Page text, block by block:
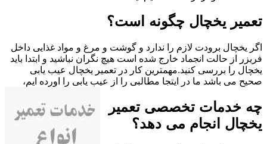
تعمیر یخچال چگونه است؟
اگر یخچال برودت لازم را ندارد و گوشت و مرغ و مواد غذایی داخل
فریزر از حالت انجماد خارج شده است هیچ نگران نباشید و ابتدا باید
یخچال را بررسی کنید.مهمترین کار در تعمیر یخچال عیب یابی
صحیح می باشد ما در ایتجا مطالبی را از عیب یابی را اورده ایم،
چه خدمات تخصصی تعمیر
یخچال انجام می دهد؟